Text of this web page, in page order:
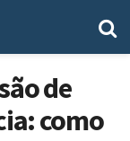
de
como